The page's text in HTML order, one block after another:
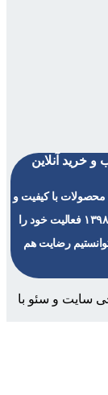
و خرید آنلاین
با کیفیت و
استاندارد در زمینه محصولات اداری و خانگی در سال ۱۳۹۸ فعالیت خود را
رضایت هم
سایت و سئو با